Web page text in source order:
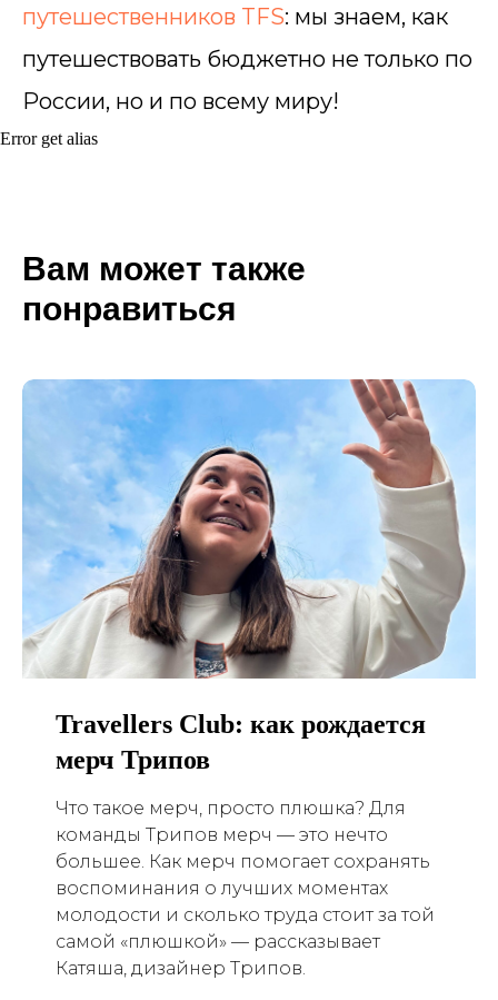
путешественников TFS: мы знаем, как
путешествовать бюджетно не только по
России, но и по всему миру!
Error get alias
Вам может также
понравиться
Travellers Club: как рождается
мерч Трипов
Что такое мерч, просто плюшка? Для
команды Трипов мерч — это нечто
большее. Как мерч помогает сохранять
воспоминания о лучших моментах
молодости и сколько труда стоит за той
самой «плюшкой» — рассказывает
Катяша, дизайнер Трипов.